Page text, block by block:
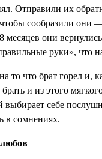
Отправили их
сообразили они
месяцев они
руки», что
то что брат горел и,
и из этого
выбирает себе
в сомнениях.